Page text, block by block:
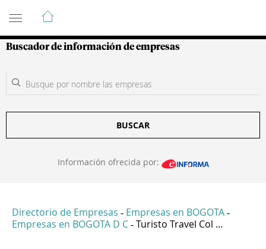
Guía de Empresas Colombianas
Buscador de información de empresas
BUSCAR
Información ofrecida por:
Directorio de Empresas - Empresas en BOGOTA -
Empresas en BOGOTA D C - Turisto Travel Col ...